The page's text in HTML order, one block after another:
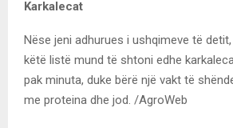
Karkalecat
Nëse jeni adhurues i ushqimeve të
këtë listë mund të shtoni edhe
pak minuta, duke bërë një vakt të
me proteina dhe jod. /AgroWeb